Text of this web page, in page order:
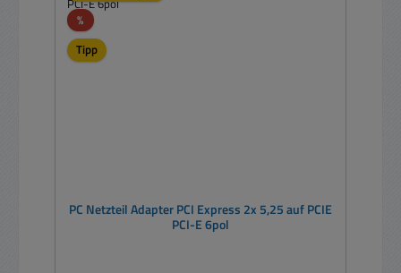
%Rabatt
Tipp
PC Netzteil Adapter PCI Express 2x 5,25 auf PCIE
PCI-E 6pol